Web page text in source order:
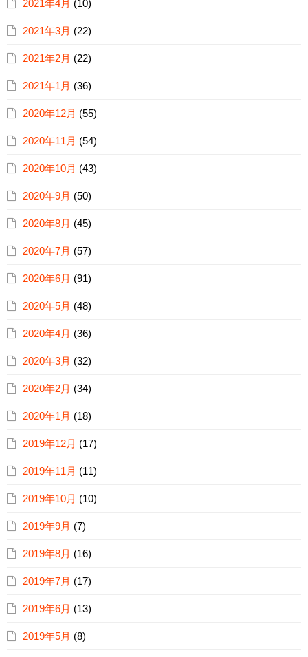
2021年4月 (10)
2021年3月 (22)
2021年2月 (22)
2021年1月 (36)
2020年12月 (55)
2020年11月 (54)
2020年10月 (43)
2020年9月 (50)
2020年8月 (45)
2020年7月 (57)
2020年6月 (91)
2020年5月 (48)
2020年4月 (36)
2020年3月 (32)
2020年2月 (34)
2020年1月 (18)
2019年12月 (17)
2019年11月 (11)
2019年10月 (10)
2019年9月 (7)
2019年8月 (16)
2019年7月 (17)
2019年6月 (13)
2019年5月 (8)